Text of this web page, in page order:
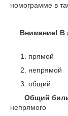
номограмме в
Внимание! В
прямой
непрямой
общий
Общий
непрямого